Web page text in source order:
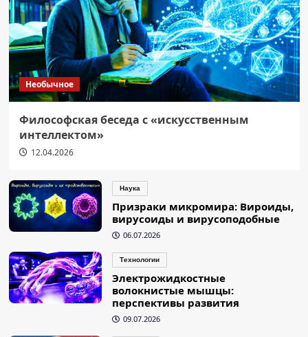
Необычное
Философская беседа с «искусственным
интеллектом»
12.04.2026
Наука
Призраки микромира: Вироиды,
вирусоиды и вирусоподобные
06.07.2026
Технологии
Электрожидкостные
волокнистые мышцы:
перспективы развития
09.07.2026